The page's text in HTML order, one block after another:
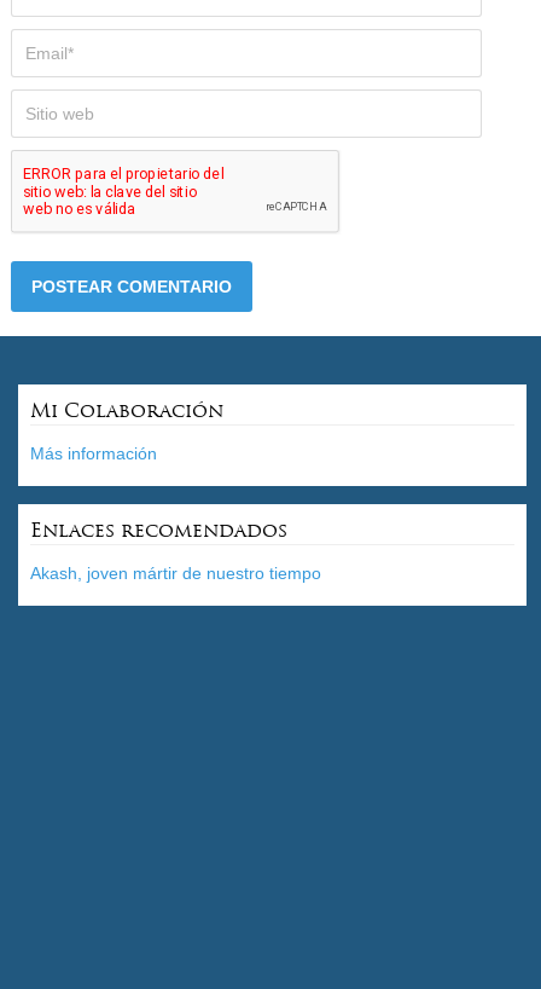
Mi Colaboración
Más información
Enlaces recomendados
Akash, joven mártir de nuestro tiempo